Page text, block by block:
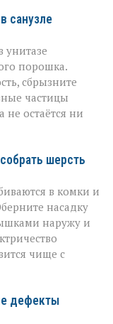
санузле
унитазе
порошка.
сбрызните
частицы
остаётся ни
шерсть
в комки и
насадку
наружу и
чище с
дефекты